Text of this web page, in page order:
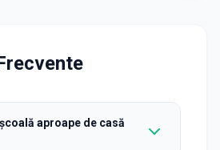
aproape de casă